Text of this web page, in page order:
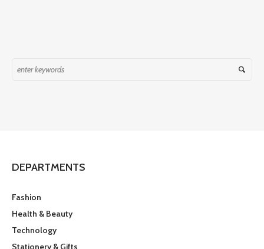
DEPARTMENTS
Fashion
Health & Beauty
Technology
Stationery & Gifts